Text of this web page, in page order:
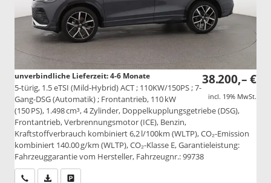
38.200,– €
incl. 19% MwSt.
unverbindliche Lieferzeit: 4-6 Monate
5-türig, 1.5 eTSI (Mild-Hybrid) ACT ; 110KW/150PS ; 7-
Gang-DSG (Automatik) ; Frontantrieb, 110 kW
(150 PS), 1.498 cm³, 4 Zylinder, Doppelkupplungsgetriebe (DSG),
Frontantrieb, Verbrennungsmotor (ICE), Benzin,
Kraftstoffverbrauch kombiniert 6,2 l/100km (WLTP), CO₂-Emission
kombiniert 140.00 g/km (WLTP), CO₂-Klasse E, Garantieleistung:
Fahrzeuggarantie vom Hersteller, Fahrzeugnr.: 99738
Wir rufen Sie anPDF-Datei, Fahrzeugexposé drucken